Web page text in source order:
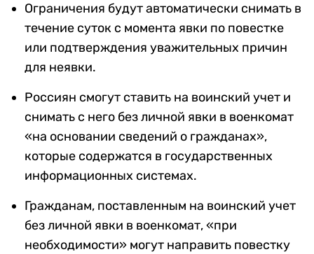
Ограничения будут автоматически снимать в
течение суток с момента явки по повестке
или подтверждения уважительных причин
для неявки.
Россиян смогут ставить на воинский учет и
снимать с него без личной явки в военкомат
«на основании сведений о гражданах»,
которые содержатся в государственных
информационных системах.
Гражданам, поставленным на воинский учет
без личной явки в военкомат, «при
необходимости» могут направить повестку